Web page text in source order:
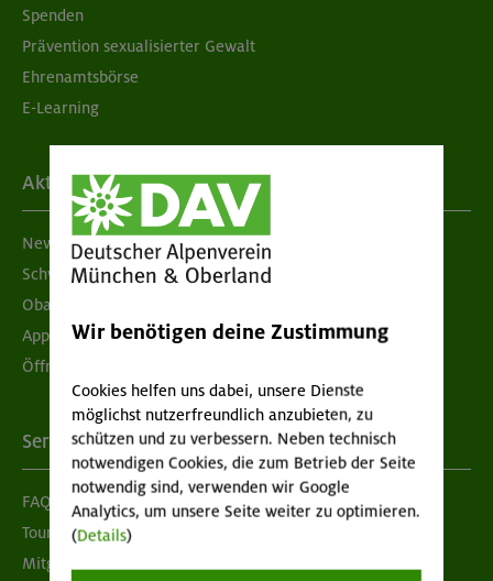
Spenden
Prävention sexualisierter Gewalt
Ehrenamtsbörse
E-Learning
Aktuelles
Newsletter
Schwarzes Brett
Obacht geben!
App "Mein DAV+"
Öffnungszeiten
Services
FAQ
Tour der Woche
Mitgliedermagazin alpinwelt
Wir benötigen deine Zustimmung
Cookies helfen uns dabei, unsere Dienste
möglichst nutzerfreundlich anzubieten, zu
schützen und zu verbessern. Neben technisch
notwendigen Cookies, die zum Betrieb der Seite
notwendig sind, verwenden wir Google
Analytics, um unsere Seite weiter zu optimieren.
(Details)